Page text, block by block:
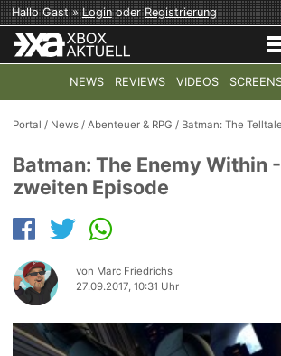
Hallo Gast »LoginoderRegistrierung
NEWS REVIEWS VIDEOS
TOP-THEMEN: COD: MODERN WARFARE
Portal / News /Abenteuer & RPG / Batman: The
Batman: The Enemy Within
zweiten Episode
von Marc Friedrichs
27.09.2017, 10:31 Uhr